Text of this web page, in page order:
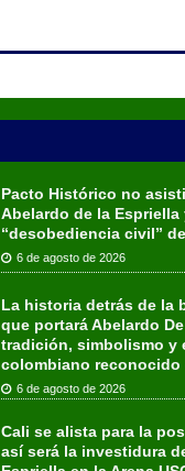
Pacto Histórico no
Abelardo de la Espriella
“desobediencia civil”
6 de agosto de 2026
La historia detrás de la
que portará Abelardo
tradición, simbolismo y
colombiano reconocido
6 de agosto de 2026
Cali se alista para la
así será la investidura